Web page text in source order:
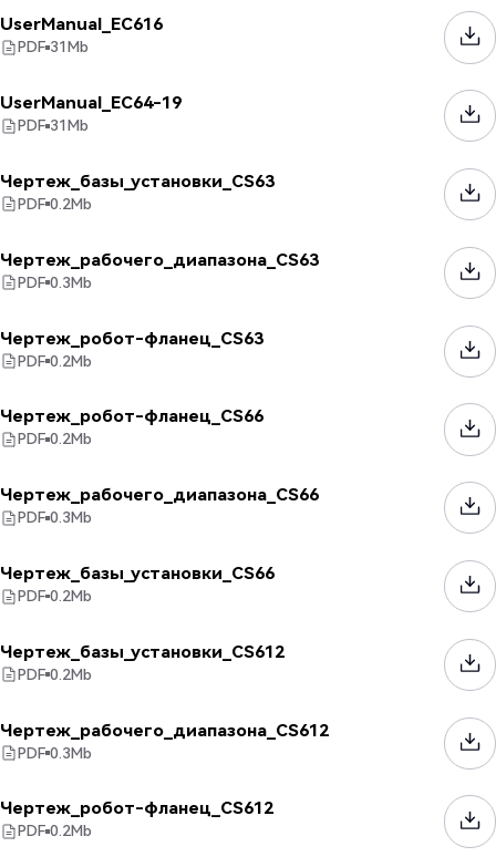
UserManual_EC616
PDF 31Mb
UserManual_EC64-19
PDF 31Mb
Чертеж_базы_установки_CS63
PDF 0.2Mb
Чертеж_рабочего_диапазона_CS63
PDF 0.3Mb
Чертеж_робот-фланец_CS63
PDF 0.2Mb
Чертеж_робот-фланец_CS66
PDF 0.2Mb
Чертеж_рабочего_диапазона_CS66
PDF 0.3Mb
Чертеж_базы_установки_CS66
PDF 0.2Mb
Чертеж_базы_установки_CS612
PDF 0.2Mb
Чертеж_рабочего_диапазона_CS612
PDF 0.3Mb
Чертеж_робот-фланец_CS612
PDF 0.2Mb